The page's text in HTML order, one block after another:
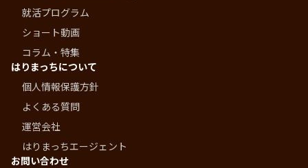
就活プログラム
ショート動画
コラム・特集
はりまっちについて
個人情報保護方針
よくある質問
運営会社
はりまっちエージェント
お問い合わせ